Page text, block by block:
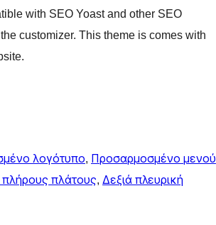
with SEO Yoast and other SEO
customizer. This theme is comes with
λογότυπο, Προσαρμοσμένο μενού
πλάτους, Δεξιά πλευρική